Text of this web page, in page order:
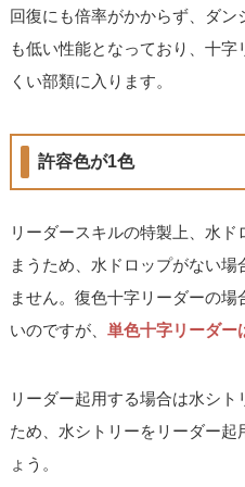
回復にも倍率がかからず、ダン
も低い性能となっており、十
くい部類に入ります。
許容色が1色
リーダースキルの特製上、水
まうため、水ドロップがない
ません。復色十字リーダーの場
いのですが、単色十字リーダー
リーダー起用する場合は水シ
ため、水シトリーをリーダー
ょう。